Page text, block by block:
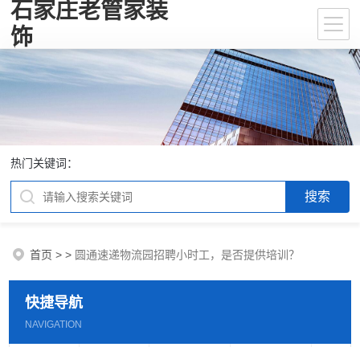
石家庄老管家装
饰
热门关键词：
首页 >> 圆通速递物流园招聘小时工，是否提供培训？
快捷导航
NAVIGATION